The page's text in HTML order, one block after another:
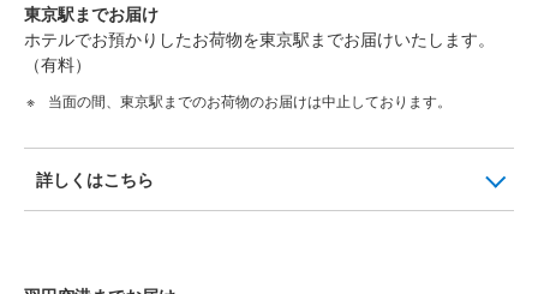
東京駅までお届け
ホテルでお預かりしたお荷物を東京駅までお届けいたします。
（有料）
当面の間、東京駅までのお荷物のお届けは中止しております。
詳しくはこちら